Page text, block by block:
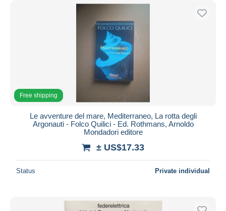
Free shipping
Le avventure del mare, Mediterraneo, La rotta degli
Argonauti - Folco Quilici - Ed. Rothmans, Arnoldo
Mondadori editore
± US$17.33
Status Private individual